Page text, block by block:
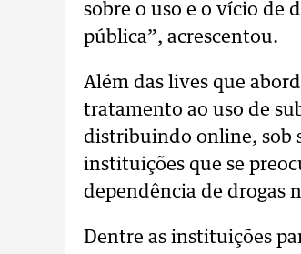
sobre o uso e o vício de
pública”, acrescentou.
Além das lives que
tratamento ao uso de
distribuindo online, sob
instituições que se
dependência de drogas
Dentre as instituições